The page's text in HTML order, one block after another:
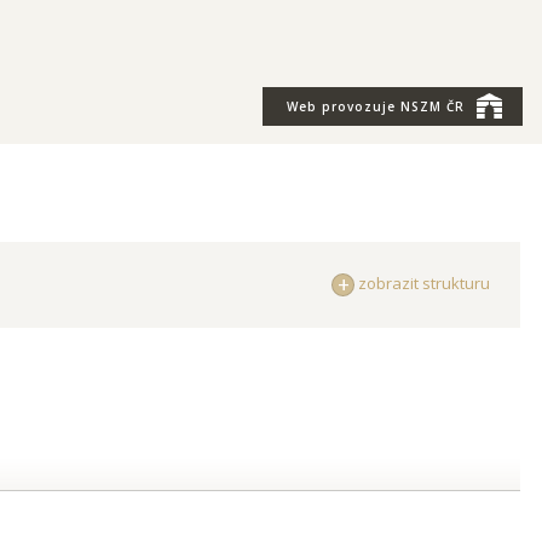
Web provozuje NSZM ČR
zobrazit strukturu